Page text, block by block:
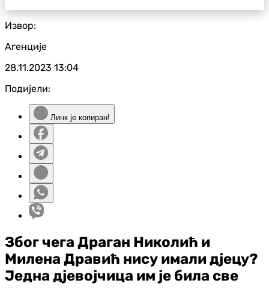
Извор:
Агенције
28.11.2023 13:04
Подијели:
Линк је копиран!
Због чега Драган Николић и
Милена Дравић нису имали дјецу?
Једна дјевојчица им је била све